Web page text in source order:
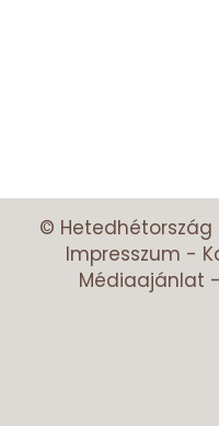
©
Impresszum -
Médiaajánlat -